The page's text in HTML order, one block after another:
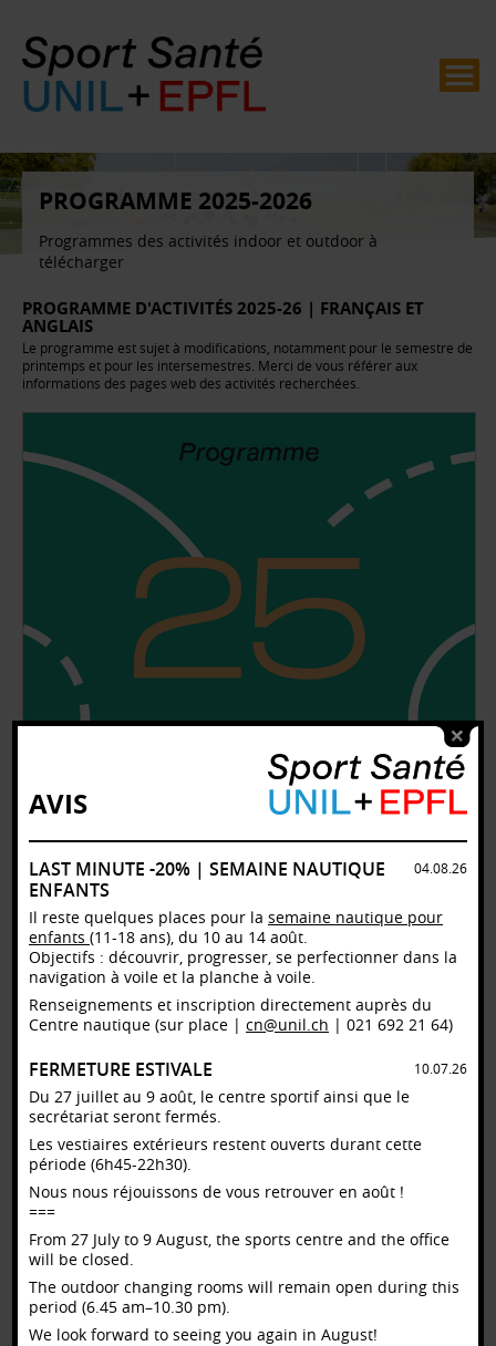
PROGRAMME 2025-2026
Programmes des activités indoor et outdoor à
télécharger
PROGRAMME D'ACTIVITÉS 2025-26 | FRANÇAIS ET
ANGLAIS
Le programme est sujet à modifications, notamment pour le semestre de
printemps et pour les intersemestres. Merci de vous référer aux
informations des pages web des activités recherchées.
AVIS
04.08.26
LAST MINUTE -20% | SEMAINE NAUTIQUE
ENFANTS
Il reste quelques places pour la semaine nautique pour
enfants (11-18 ans), du 10 au 14 août.
Objectifs : découvrir, progresser, se perfectionner dans la
navigation à voile et la planche à voile.
Renseignements et inscription directement auprès du
Centre nautique (sur place | cn@unil.ch | 021 692 21 64)
10.07.26
FERMETURE ESTIVALE
Du 27 juillet au 9 août, le centre sportif ainsi que le
secrétariat seront fermés.
Les vestiaires extérieurs restent ouverts durant cette
période (6h45-22h30).
Nous nous réjouissons de vous retrouver en août !
===
From 27 July to 9 August, the sports centre and the office
will be closed.
The outdoor changing rooms will remain open during this
period (6.45 am–10.30 pm).
We look forward to seeing you again in August!